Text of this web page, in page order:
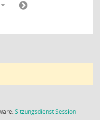
SitzungsdienstSession(Wird in